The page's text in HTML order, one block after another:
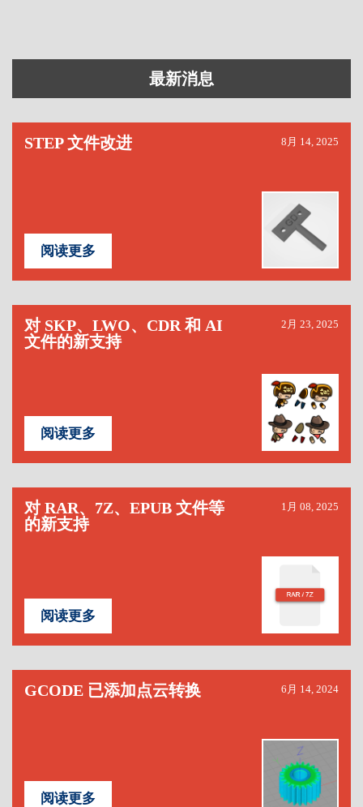
最新消息
STEP 文件改进 8月 14, 2025
阅读更多
对 SKP、LWO、CDR 和 AI
文件的新支持
2月 23, 2025
阅读更多
对 RAR、7Z、EPUB 文件等
的新支持
1月 08, 2025
阅读更多
GCODE 已添加点云转换 6月 14, 2024
阅读更多